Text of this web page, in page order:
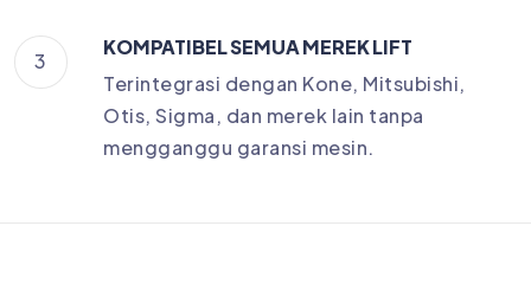
3
KOMPATIBEL SEMUA MEREK LIFT
Terintegrasi dengan Kone, Mitsubishi,
Otis, Sigma, dan merek lain tanpa
mengganggu garansi mesin.